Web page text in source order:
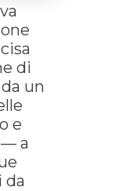
di
un
e
— a
da